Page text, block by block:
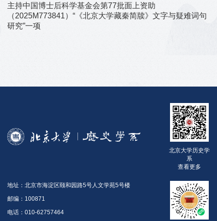
主持中国博士后科学基金会第77批面上资助
（2025M773841）“《北京大学藏秦简牍》文字与疑难词句
研究”一项
北京大学历史学
系
查看更多
地址：北京市海淀区颐和园路5号人文学苑5号楼
邮编：100871
电话：010-62757464